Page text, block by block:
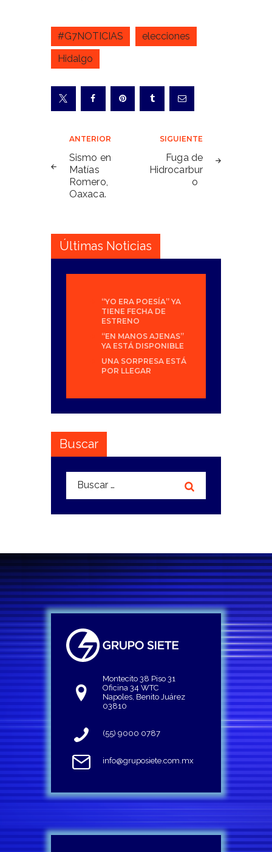
#G7NOTICIAS
elecciones
Hidalgo
Navegación
de
entradas
ANTERIOR
Sismo en
Matías
Romero,
Oaxaca.
SIGUIENTE
Fuga de
Hidrocarbur
o
Últimas Noticias
“YO ERA POESÍA” YA
TIENE FECHA DE
ESTRENO
“EN MANOS AJENAS”
YA ESTÁ DISPONIBLE
UNA SORPRESA ESTÁ
POR LLEGAR
Buscar
Buscar:
Montecito 38 Piso 31
Oficina 34 WTC
Napoles, Benito Juárez
03810
(55) 9000 0787
info@gruposiete.com.mx